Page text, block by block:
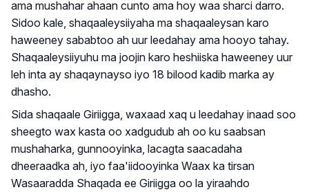
ama mushahar ahaan cunto ama hoy waa sharci darro.
Sidoo kale, shaqaaleysiiyaha ma shaqaaleysan karo
haweeney sababtoo ah uur leedahay ama hooyo tahay.
Shaqaaleysiiyuhu ma joojin karo heshiiska haweeney uur
leh inta ay shaqaynayso iyo 18 bilood kadib marka ay
dhasho.
Sida shaqaale Giriigga, waxaad xaq u leedahay inaad soo
sheegto wax kasta oo xadgudub ah oo ku saabsan
mushaharka, gunnooyinka, lacagta saacadaha
dheeraadka ah, iyo faa'iidooyinka Waax ka tirsan
Wasaaradda Shaqada ee Giriigga oo la yiraahdo